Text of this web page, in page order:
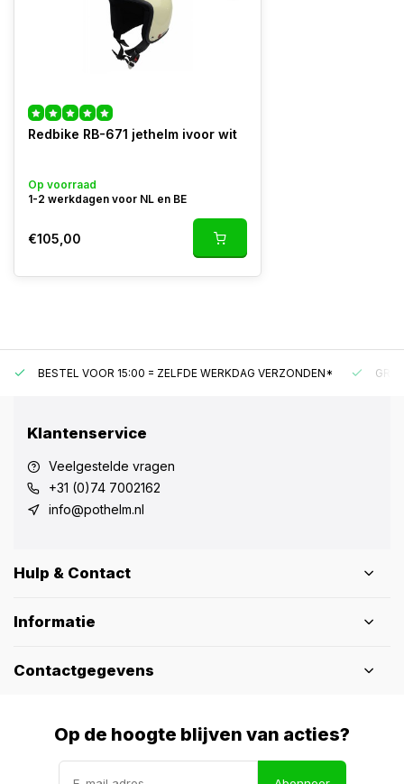
Redbike RB-671 jethelm ivoor wit
Op voorraad
1-2 werkdagen voor NL en BE
€105,00
BESTEL VOOR 15:00 = ZELFDE WERKDAG VERZONDEN*
Klantenservice
Veelgestelde vragen
+31 (0)74 7002162
info@pothelm.nl
Hulp & Contact
Informatie
Contactgegevens
Op de hoogte blijven van acties?